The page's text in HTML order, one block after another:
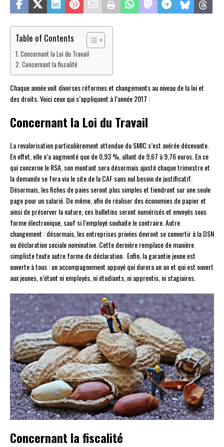
Table of Contents
Concernant la Loi du Travail
Concernant la fiscalité
Chaque année voit diverses réformes et changements au niveau de la loi et
des droits. Voici ceux qui s’appliquent à l’année 2017 :
Concernant la Loi du Travail
La revalorisation particulièrement attendue du SMIC s’est avérée décevante.
En effet, elle n’a augmenté que de 0,93 %, allant de 9,67 à 9,76 euros. En ce
qui concerne le RSA, son montant sera désormais ajusté chaque trimestre et
la demande se fera via le site de la CAF sans nul besoin de justificatif.
Désormais, les fiches de paies seront plus simples et tiendront sur une seule
page pour un salarié. De même, afin de réaliser des économies de papier et
ainsi de préserver la nature, ces bulletins seront numérisés et envoyés sous
forme électronique, sauf si l’employé souhaite le contraire. Autre
changement : désormais, les entreprises privées devront se convertir à la DSN
ou déclaration sociale nominative. Cette dernière remplace de manière
simpliste toute autre forme de déclaration. Enfin, la garantie jeune est
ouverte à tous : un accompagnement appuyé qui durera un an et qui est ouvert
aux jeunes, n’étant ni employés, ni étudiants, ni apprentis, ni stagiaires.
Concernant la fiscalité